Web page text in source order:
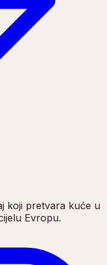
koji pretvara kuće u
Evropu.